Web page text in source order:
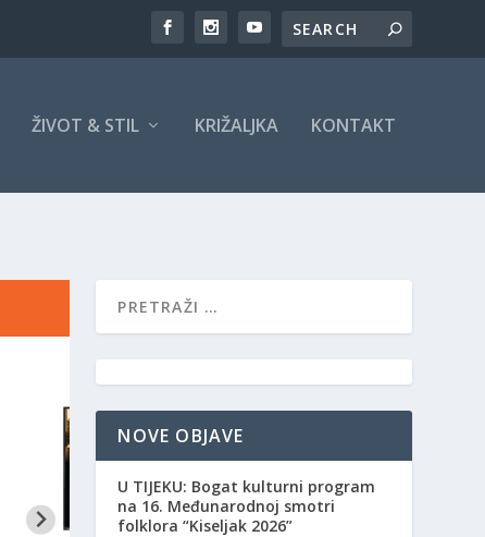
ŽIVOT & STIL KRIŽALJKA KONTAKT
NOVE OBJAVE
​U TIJEKU: Bogat kulturni program
na 16. Međunarodnoj smotri
folklora “Kiseljak 2026”